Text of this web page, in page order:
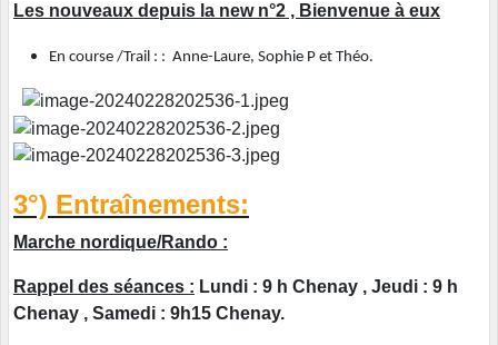
Les nouveaux depuis la new n°2 , Bienvenue à eux
En course /Trail : : Anne-Laure, Sophie P et Théo.
3°) Entraînements:
Marche nordique/Rando :
Rappel des séances : Lundi : 9 h Chenay , Jeudi : 9 h
Chenay , Samedi : 9h15 Chenay.